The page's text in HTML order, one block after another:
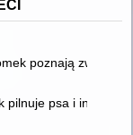
poznają
pilnuje psa i inne